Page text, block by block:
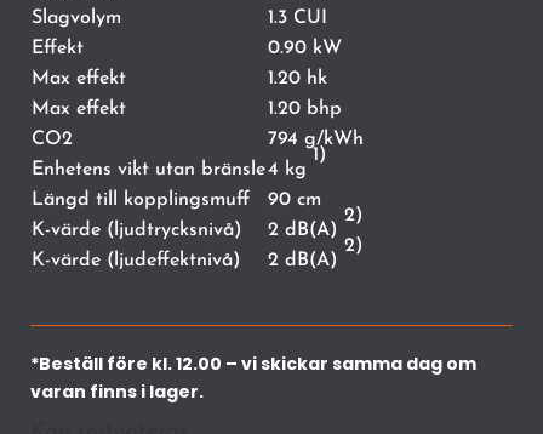
Slagvolym
1.3 CUI
Effekt
0.90 kW
Max effekt
1.20 hk
Max effekt
1.20 bhp
CO2
794 g/kWh
Enhetens vikt utan bränsle4 kg
1)
Längd till kopplingsmuff
90 cm
K-värde (ljudtrycksnivå)
2 dB(A)
2)
K-värde (ljudeffektnivå) 2 dB(A)
2)
*Beställ före kl. 12.00 – vi skickar samma dag om
varan finns i lager.